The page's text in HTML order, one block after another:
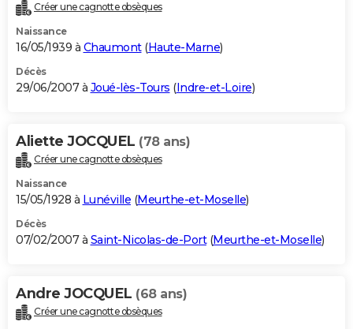
Créer une cagnotte obsèques
Naissance
16/05/1939 à Chaumont(Haute-Marne)
Décès
29/06/2007 à Joué-lès-Tours (Indre-et-Loire)
Aliette JOCQUEL (78 ans)
Créer une cagnotte obsèques
Naissance
15/05/1928 à Lunéville (Meurthe-et-Moselle)
Décès
07/02/2007 à Saint-Nicolas-de-Port(Meurthe-et-Moselle)
Andre JOCQUEL (68 ans)
Créer une cagnotte obsèques